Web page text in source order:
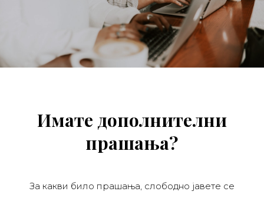
Имате дополнителни
прашања?
За какви било прашања, слободно јавете се